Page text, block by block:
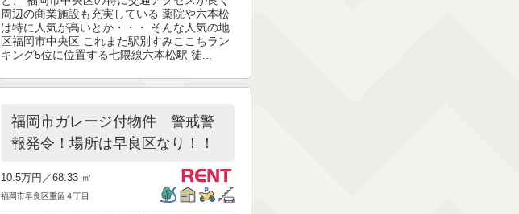
周辺の商業施設も充実している 薬院や六本松
は特に人気が高いとか・・・ そんな人気の地
区福岡市中央区 これまた駅別すみここちラン
キング5位に位置する七隈線六本松駅 徒...
福岡市ガレージ付物件 警戒警
報発令！場所は早良区なり！！
10.5万円／68.33 ㎡
福岡市早良区重留４丁目